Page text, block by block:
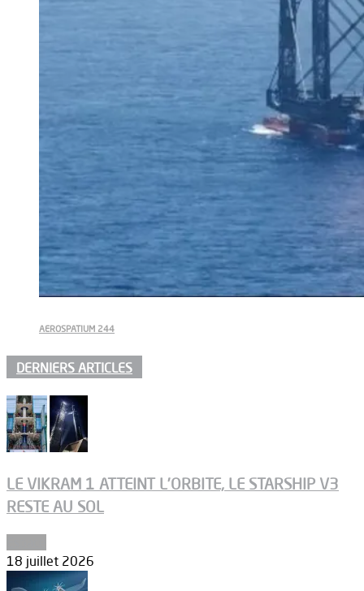
AEROSPATIUM 244
DERNIERS ARTICLES
LE VIKRAM 1 ATTEINT L’ORBITE, LE STARSHIP V3
RESTE AU SOL
18 juillet 2026